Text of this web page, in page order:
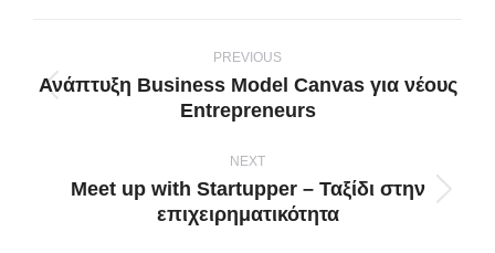
navigation
PREVIOUS
Ανάπτυξη Business Model Canvas για νέους
Entrepreneurs
NEXT
Next
Meet up with Startupper – Ταξίδι στην
επιχειρηματικότητα